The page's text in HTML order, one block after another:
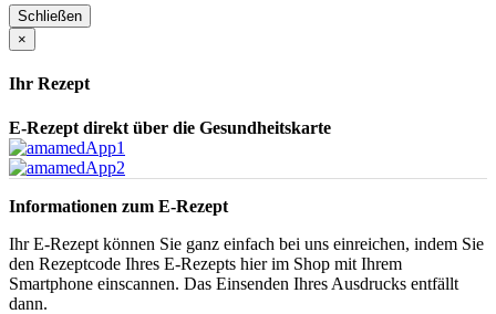
Schließen
×
Ihr Rezept
E-Rezept direkt über die Gesundheitskarte
Informationen zum E-Rezept
Ihr E-Rezept können Sie ganz einfach bei uns einreichen, indem Sie
den Rezeptcode Ihres E-Rezepts hier im Shop mit Ihrem
Smartphone einscannen. Das Einsenden Ihres Ausdrucks entfällt
dann.